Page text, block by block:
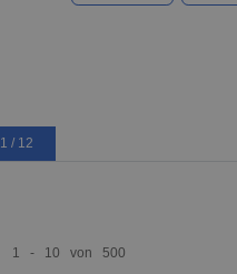
1 / 12
1 - 10 von 500